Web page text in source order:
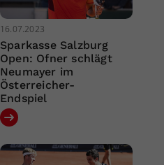
16.07.2023
Sparkasse Salzburg
Open: Ofner schlägt
Neumayer im
Österreicher-
Endspiel